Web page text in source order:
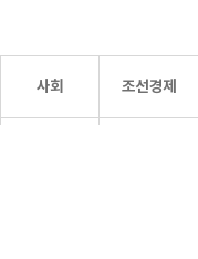
사회 조선경제